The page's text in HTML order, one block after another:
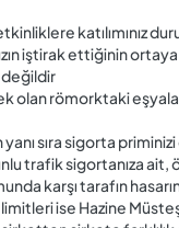
katılımınız
iştirak ettiğinin
değildir
olan römorktaki
yanı sıra sigorta
trafik sigortanıza
karşı tarafın
ise Hazine